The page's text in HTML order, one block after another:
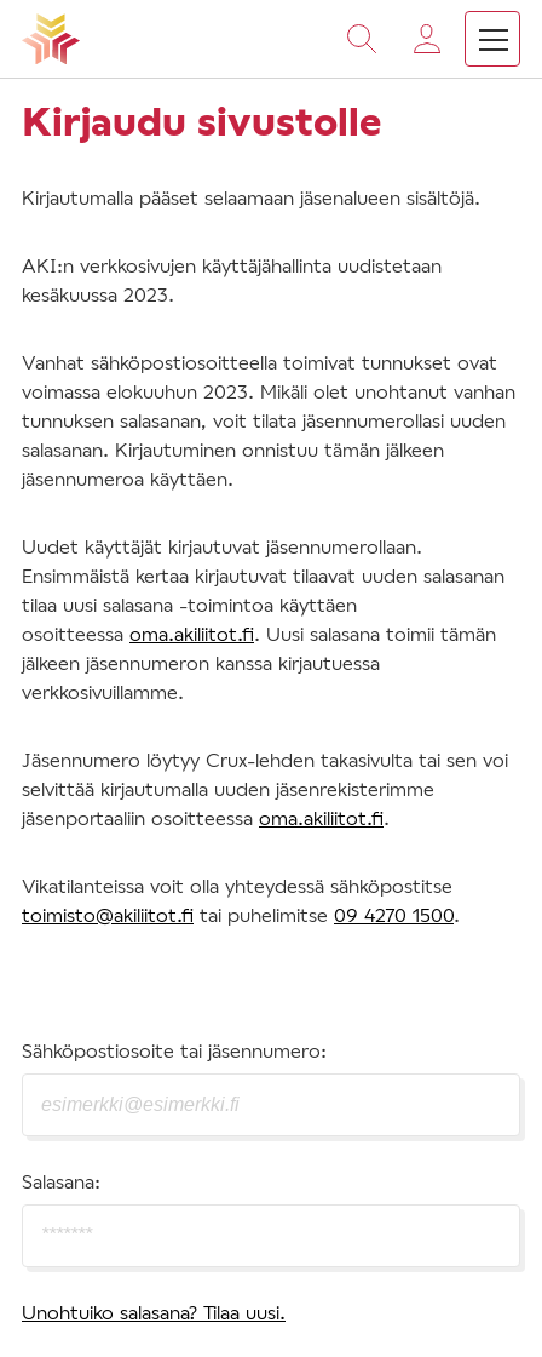
Vieritä
sisältöön
Kirjaudu sivustolle
Kirjautumalla pääset selaamaan jäsenalueen sisältöjä.
AKI:n verkkosivujen käyttäjähallinta uudistetaan
kesäkuussa 2023.
Vanhat sähköpostiosoitteella toimivat tunnukset ovat
voimassa elokuuhun 2023. Mikäli olet unohtanut vanhan
tunnuksen salasanan, voit tilata jäsennumerollasi uuden
salasanan. Kirjautuminen onnistuu tämän jälkeen
jäsennumeroa käyttäen.
Uudet käyttäjät kirjautuvat jäsennumerollaan.
Ensimmäistä kertaa kirjautuvat tilaavat uuden salasanan
tilaa uusi salasana -toimintoa käyttäen
osoitteessa oma.akiliitot.fi. Uusi salasana toimii tämän
jälkeen jäsennumeron kanssa kirjautuessa
verkkosivuillamme.
Jäsennumero löytyy Crux-lehden takasivulta tai sen voi
selvittää kirjautumalla uuden jäsenrekisterimme
jäsenportaaliin osoitteessa oma.akiliitot.fi.
Vikatilanteissa voit olla yhteydessä sähköpostitse
toimisto@akiliitot.fi tai puhelimitse 09 4270 1500.
Sähköpostiosoite tai jäsennumero:
Salasana:
Unohtuiko salasana? Tilaa uusi.